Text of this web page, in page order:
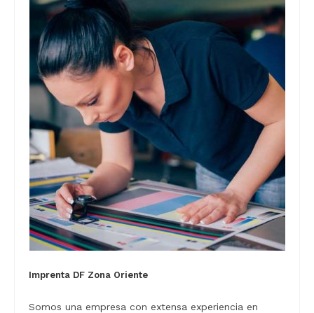
Imprenta DF Zona Oriente
Somos una empresa con extensa experiencia en